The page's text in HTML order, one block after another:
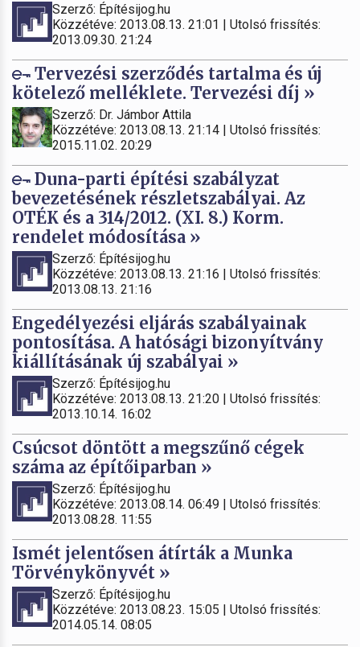
Szerző: Építésijog.hu
Közzétéve: 2013.08.13. 21:01 | Utolsó frissítés:
2013.09.30. 21:24
Tervezési szerződés tartalma és új
kötelező melléklete. Tervezési díj »
Szerző: Dr. Jámbor Attila
Közzétéve: 2013.08.13. 21:14 | Utolsó frissítés:
2015.11.02. 20:29
Duna-parti építési szabályzat
bevezetésének részletszabályai. Az
OTÉK és a 314/2012. (XI. 8.) Korm.
rendelet módosítása »
Szerző: Építésijog.hu
Közzétéve: 2013.08.13. 21:16 | Utolsó frissítés:
2013.08.13. 21:16
Engedélyezési eljárás szabályainak
pontosítása. A hatósági bizonyítvány
kiállításának új szabályai »
Szerző: Építésijog.hu
Közzétéve: 2013.08.13. 21:20 | Utolsó frissítés:
2013.10.14. 16:02
Csúcsot döntött a megszűnő cégek
száma az építőiparban »
Szerző: Építésijog.hu
Közzétéve: 2013.08.14. 06:49 | Utolsó frissítés:
2013.08.28. 11:55
Ismét jelentősen átírták a Munka
Törvénykönyvét »
Szerző: Építésijog.hu
Közzétéve: 2013.08.23. 15:05 | Utolsó frissítés:
2014.05.14. 08:05